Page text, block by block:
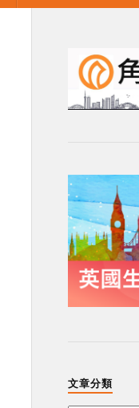
文章分類